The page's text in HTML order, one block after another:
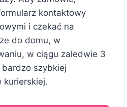
kontaktowy
i czekać na
do domu, w
w ciągu zaledwie 3
szybkiej
kurierskiej.